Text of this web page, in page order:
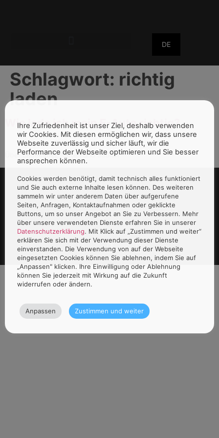
DE
Schlagwort: richtig
laden
Wie lade ich mein E-Auto richtig?
Über Ladekabel, Karten und Säulen
Ihre Zufriedenheit ist unser Ziel, deshalb verwenden
wir Cookies. Mit diesen ermöglichen wir, dass unsere
Webseite zuverlässig und sicher läuft, wir die
Performance der Webseite optimieren und Sie besser
ansprechen können.
Cookies werden benötigt, damit technisch alles funktioniert
und Sie auch externe Inhalte lesen können. Des weiteren
sammeln wir unter anderem Daten über aufgerufene
Seiten, Anfragen, Kontaktaufnahmen oder geklickte
Buttons, um so unser Angebot an Sie zu Verbessern. Mehr
über unsere verwendeten Dienste erfahren Sie in unserer
Datenschutzerklärung. Mit Klick auf „Zustimmen und weiter“
erklären Sie sich mit der Verwendung dieser Dienste
einverstanden. Die Verwendung von auf der Webseite
eingesetzten Cookies können Sie ablehnen, indem Sie auf
„Anpassen" klicken. Ihre Einwilligung oder Ablehnung
können Sie jederzeit mit Wirkung auf die Zukunft
widerrufen oder ändern.
Anpassen Zustimmen und weiter